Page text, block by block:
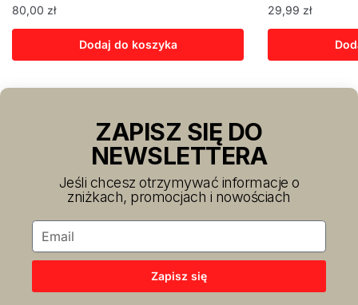
80,00 zł
Dodaj do koszyka
29,99 zł
ZAPISZ SIĘ DO
NEWSLETTERA
Jeśli chcesz otrzymywać informacje o
zniżkach, promocjach i nowościach
Zapisz się